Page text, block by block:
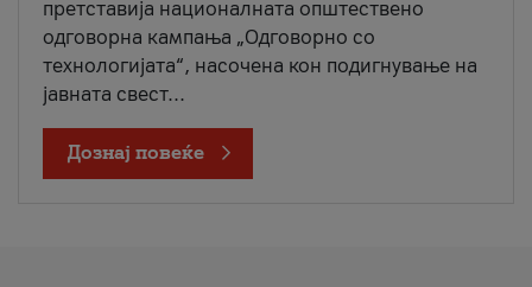
претставија националната општествено
одговорна кампања „Одговорно со
технологијата“, насочена кон подигнување на
јавната свест...
Дознај повеќе